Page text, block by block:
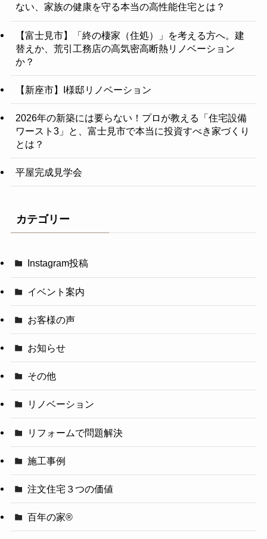
ない、家族の健康を守る本当の高性能住宅とは？
【富士見市】「終の棲家（住処）」を考える方へ。建
替えか、荒引工務店の高気密高断熱リノベーション
か？
【新座市】I様邸リノベーション
2026年の新築には要らない！プロが教える「住宅設備
ワースト3」と、富士見市で本当に投資すべき家づくり
とは？
平屋完成見学会
カテゴリー
Instagram投稿
イベント案内
お客様の声
お知らせ
その他
リノベーション
リフォームで問題解決
施工事例
注文住宅３つの価値
百年の家®️